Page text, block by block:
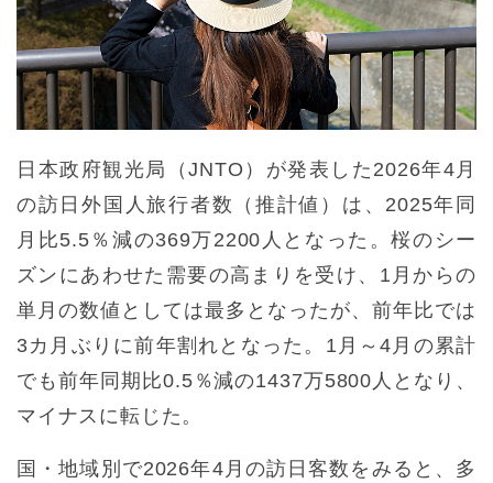
日本政府観光局（JNTO）が発表した2026年4月
の訪日外国人旅行者数（推計値）は、2025年同
月比5.5％減の369万2200人となった。桜のシー
ズンにあわせた需要の高まりを受け、1月からの
単月の数値としては最多となったが、前年比では
3カ月ぶりに前年割れとなった。1月～4月の累計
でも前年同期比0.5％減の1437万5800人となり、
マイナスに転じた。
国・地域別で2026年4月の訪日客数をみると、多